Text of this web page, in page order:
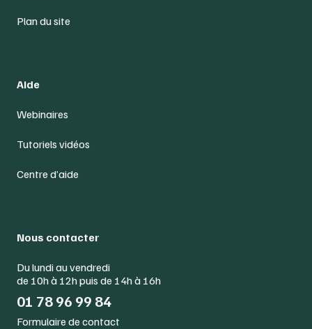
Plan du site
Aide
Webinaires
Tutoriels vidéos
Centre d’aide
Nous contacter
Du lundi au vendredi
de 10h à 12h puis de 14h à 16h
01 78 96 99 84
Formulaire de contact